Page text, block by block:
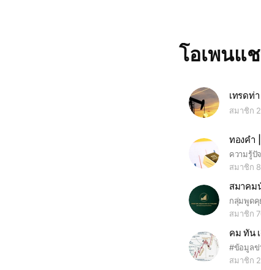
โอเพนแ
สมาชิก
ทองคำ
สมาชิก
สมาคม
สมาชิก
คม ทัน
สมาชิก